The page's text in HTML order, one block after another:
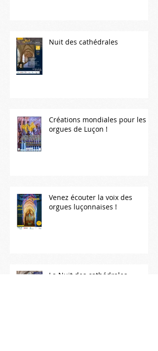
Nuit des cathédrales
Créations mondiales pour les
orgues de Luçon !
Venez écouter la voix des
orgues luçonnaises !
La Nuit des cathédrales